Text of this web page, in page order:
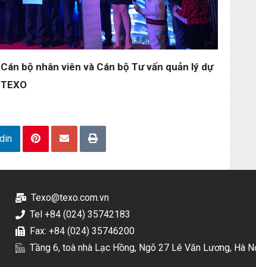
bộ nhân viên và Cán bộ Tư vấn quản lý dự
Texo@texo.com.vn
Tel +84 (024) 35742183
Fax: +84 (024) 35746200
Tầng 6, toà nhà Lạc Hồng, Ngõ 27 Lê Văn Lương, Hà